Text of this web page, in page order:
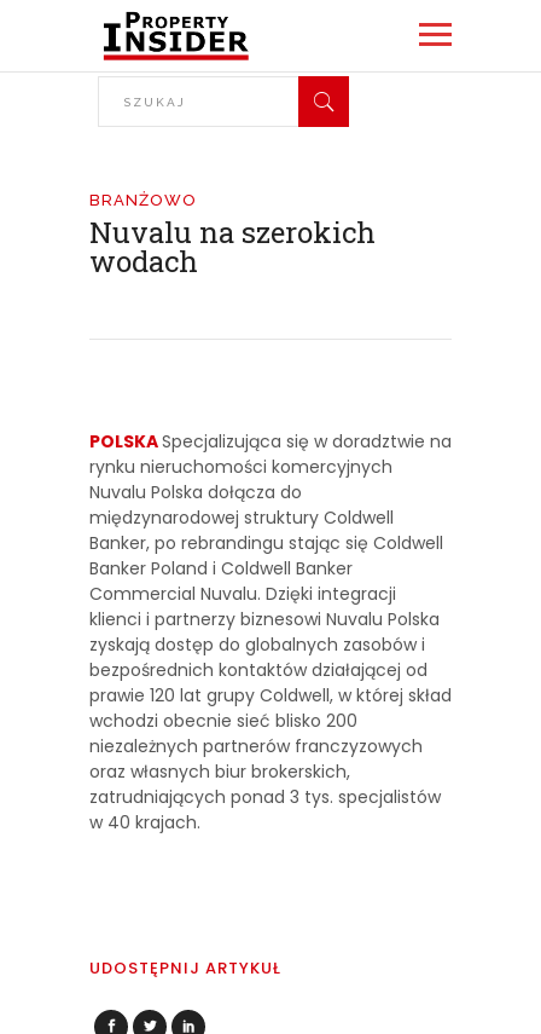
BRANŻOWO
Nuvalu na szerokich
wodach
POLSKASpecjalizująca się w doradztwie na
rynku nieruchomości komercyjnych
Nuvalu Polska dołącza do
międzynarodowej struktury Coldwell
Banker, po rebrandingu stając się Coldwell
Banker Poland i Coldwell Banker
Commercial Nuvalu. Dzięki integracji
klienci i partnerzy biznesowi Nuvalu Polska
zyskają dostęp do globalnych zasobów i
bezpośrednich kontaktów działającej od
prawie 120 lat grupy Coldwell, w której skład
wchodzi obecnie sieć blisko 200
niezależnych partnerów franczyzowych
oraz własnych biur brokerskich,
zatrudniających ponad 3 tys. specjalistów
w 40 krajach.
UDOSTĘPNIJ ARTYKUŁ